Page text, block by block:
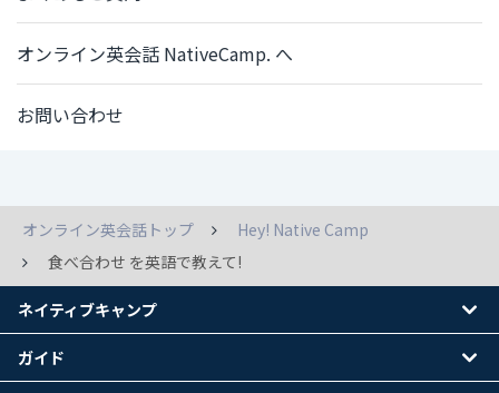
オンライン英会話 NativeCamp. へ
お問い合わせ
オンライン英会話トップ
Hey! Native Camp
食べ合わせ を英語で教えて!
ネイティブキャンプ
ガイド